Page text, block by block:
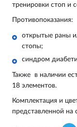
тренировки стоп и
Противопоказания:
открытые раны
стопы;
синдром
Также в наличии
18 элементов.
Комплектация и
представленной на